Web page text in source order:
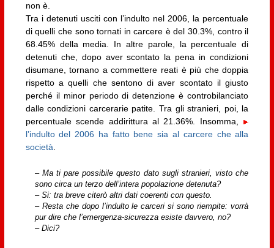
non è.
Tra i detenuti usciti con l’indulto nel 2006, la percentuale
di quelli che sono tornati in carcere è del 30.3%, contro il
68.45% della media. In altre parole, la percentuale di
detenuti che, dopo aver scontato la pena in condizioni
disumane, tornano a commettere reati è più che doppia
rispetto a quelli che sentono di aver scontato il giusto
perché il minor periodo di detenzione è controbilanciato
dalle condizioni carcerarie patite. Tra gli stranieri, poi, la
percentuale scende addirittura al 21.36%. Insomma,
l’indulto del 2006 ha fatto bene sia al carcere che alla
società.
– Ma ti pare possibile questo dato sugli stranieri, visto che
sono circa un terzo dell’intera popolazione detenuta?
– Si: tra breve citerò altri dati coerenti con questo.
– Resta che dopo l’indulto le carceri si sono riempite: vorrà
pur dire che l’emergenza-sicurezza esiste davvero, no?
– Dici?